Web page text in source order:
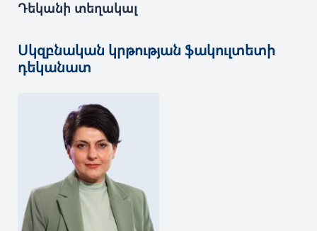
Դեկանի տեղակալ
Սկզբնական կրթության ֆակուլտետի
դեկանատ